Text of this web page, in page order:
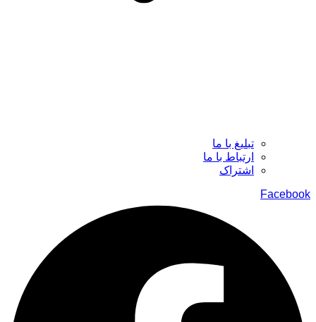
تبلیغ با ما
ارتباط با ما
اشتراک
Facebook